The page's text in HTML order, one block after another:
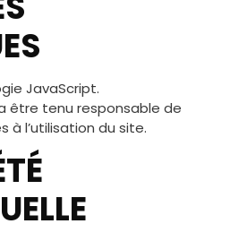
JavaScript.
être tenu responsable de
à l’utilisation du site.